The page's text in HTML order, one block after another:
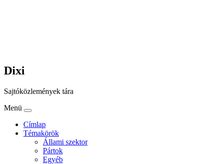
Dixi
Sajtóközlemények tára
Menü
Címlap
Témakörök
Állami szektor
Pártok
Egyéb